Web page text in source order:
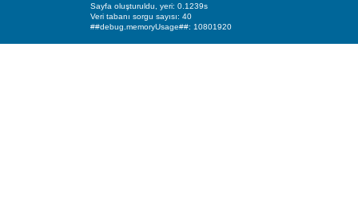
Sayfa oluşturuldu, yeri: 0.1239s
Veri tabanı sorgu sayısı: 40
##debug.memoryUsage##: 10801920